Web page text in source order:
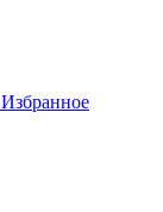
Избранное